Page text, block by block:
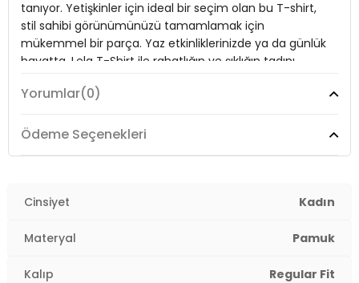
Kol Tipi:Kolsuz
Kalıp Bilgisi:Regular Fit
tanıyor. Yetişkinler için ideal bir seçim olan bu T-shirt,
stil sahibi görünümünüzü tamamlamak için
mükemmel bir parça. Yaz etkinliklerinizde ya da günlük
hayatta, Lela T-Shirt ile rahatlığın ve şıklığın tadını
Model:T Shirt
Desen:Düz
Mevsim:Yazlık
Materyal:
Yorumlar(0)
Ödeme Seçenekleri
Cinsiyet Kadın
Materyal Pamuk
Kalıp Regular Fit